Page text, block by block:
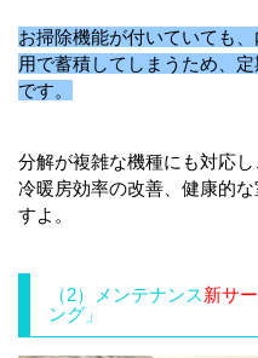
お掃除機能が付いていても
用で蓄積してしまうため、
です。
分解が複雑な機種にも対応
冷暖房効率の改善、健康的
すよ。
（2）メンテナンス新サ
ング」